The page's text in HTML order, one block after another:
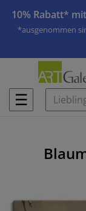
10% Rabatt*
*ausgenommen
☰